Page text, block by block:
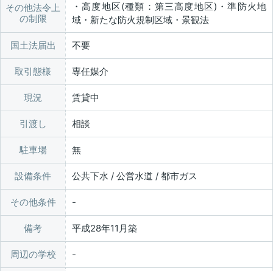
その他法令上
の制限
・高度地区(種類：第三高度地区)・準防火地
域・新たな防火規制区域・景観法
国土法届出 不要
取引態様 専任媒介
現況 賃貸中
引渡し 相談
駐車場 無
設備条件 公共下水 / 公営水道 / 都市ガス
その他条件
備考 平成28年11月築
周辺の学校